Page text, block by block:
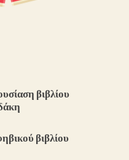
βιβλίου
βιβλίου